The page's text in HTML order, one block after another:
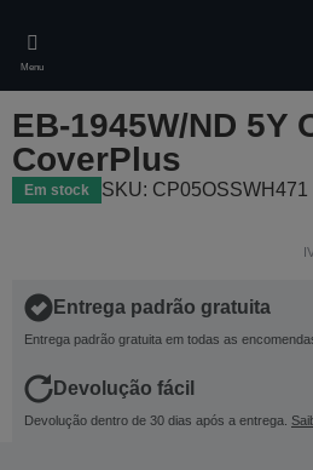
main
content
Menu
EB-1945W/ND 5Y
CoverPlus
Em stock SKU: CP05OSSWH471
Entrega padrão gratuita
Entrega padrão gratuita em todas as
Devolução fácil
Devolução dentro de 30 dias após a entrega.